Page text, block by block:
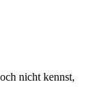
nicht kennst,